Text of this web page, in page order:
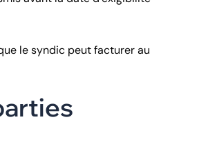
le syndic peut facturer au